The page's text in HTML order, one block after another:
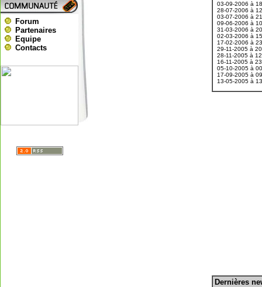
Forum
Partenaires
Equipe
Contacts
03-09-2006 à
28-07-2006 à
03-07-2006 à
09-06-2006 à
31-03-2006 à
02-03-2006 à
17-02-2006 à
29-11-2005 à
28-11-2005 à
16-11-2005 à
05-10-2005 à
17-09-2005 à
13-05-2005 à
Dernières